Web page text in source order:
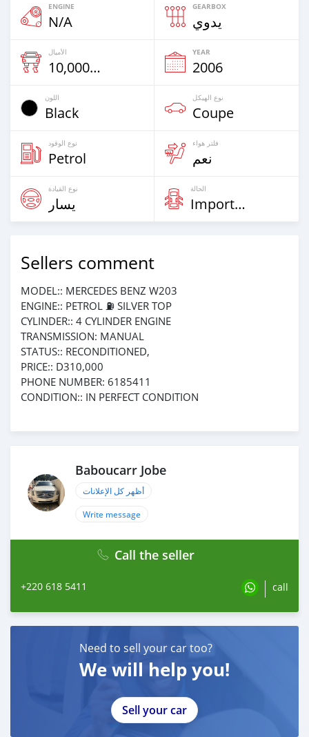
ENGINE
N/A
GEARBOX
يدوي
الأميال
10,000 Km
YEAR
2006
اللون
Black
نوع الهيكل
Coupe
نوع الوقود
Petrol
فلتر هواء
نعم
نوع القيادة
يسار
الحالة
Imported
Sellers comment
MODEL:: MERCEDES BENZ W203
ENGINE:: PETROL ⛽️ SILVER TOP
CYLINDER:: 4 CYLINDER ENGINE
TRANSMISSION: MANUAL
STATUS:: RECONDITIONED,
PRICE:: D310,000
PHONE NUMBER: 6185411
CONDITION:: IN PERFECT CONDITION
Baboucarr Jobe
أظهر كل الإعلانات
Write message
Call the seller
+220 618 5411 call
Need to sell your car too?
We will help you!
Sell your car